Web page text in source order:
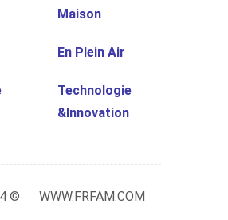
Maison
En Plein Air
Technologie
&Innovation
© WWW.FRFAM.COM